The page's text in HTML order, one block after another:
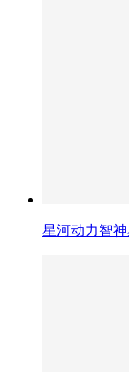
星河动力智